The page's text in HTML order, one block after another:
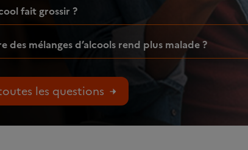
fait grossir ?
des mélanges d’alcools rend plus malade ?
les questions